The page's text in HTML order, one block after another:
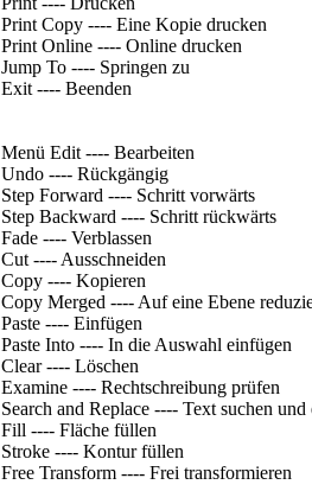
Print Copy ---- Eine Kopie drucken
Print Online ---- Online drucken
Jump To ---- Springen zu
Exit ---- Beenden
Menü Edit ---- Bearbeiten
Undo ---- Rückgängig
Step Forward ---- Schritt vorwärts
Step Backward ---- Schritt rückwärts
Fade ---- Verblassen
Cut ---- Ausschneiden
Copy ---- Kopieren
Copy Merged ---- Auf eine Ebene
Paste ---- Einfügen
Paste Into ---- In die Auswahl einfügen
Clear ---- Löschen
Examine ---- Rechtschreibung prüfen
Search and Replace ---- Text suchen und
Fill ---- Fläche füllen
Stroke ---- Kontur füllen
Free Transform ---- Frei transformieren